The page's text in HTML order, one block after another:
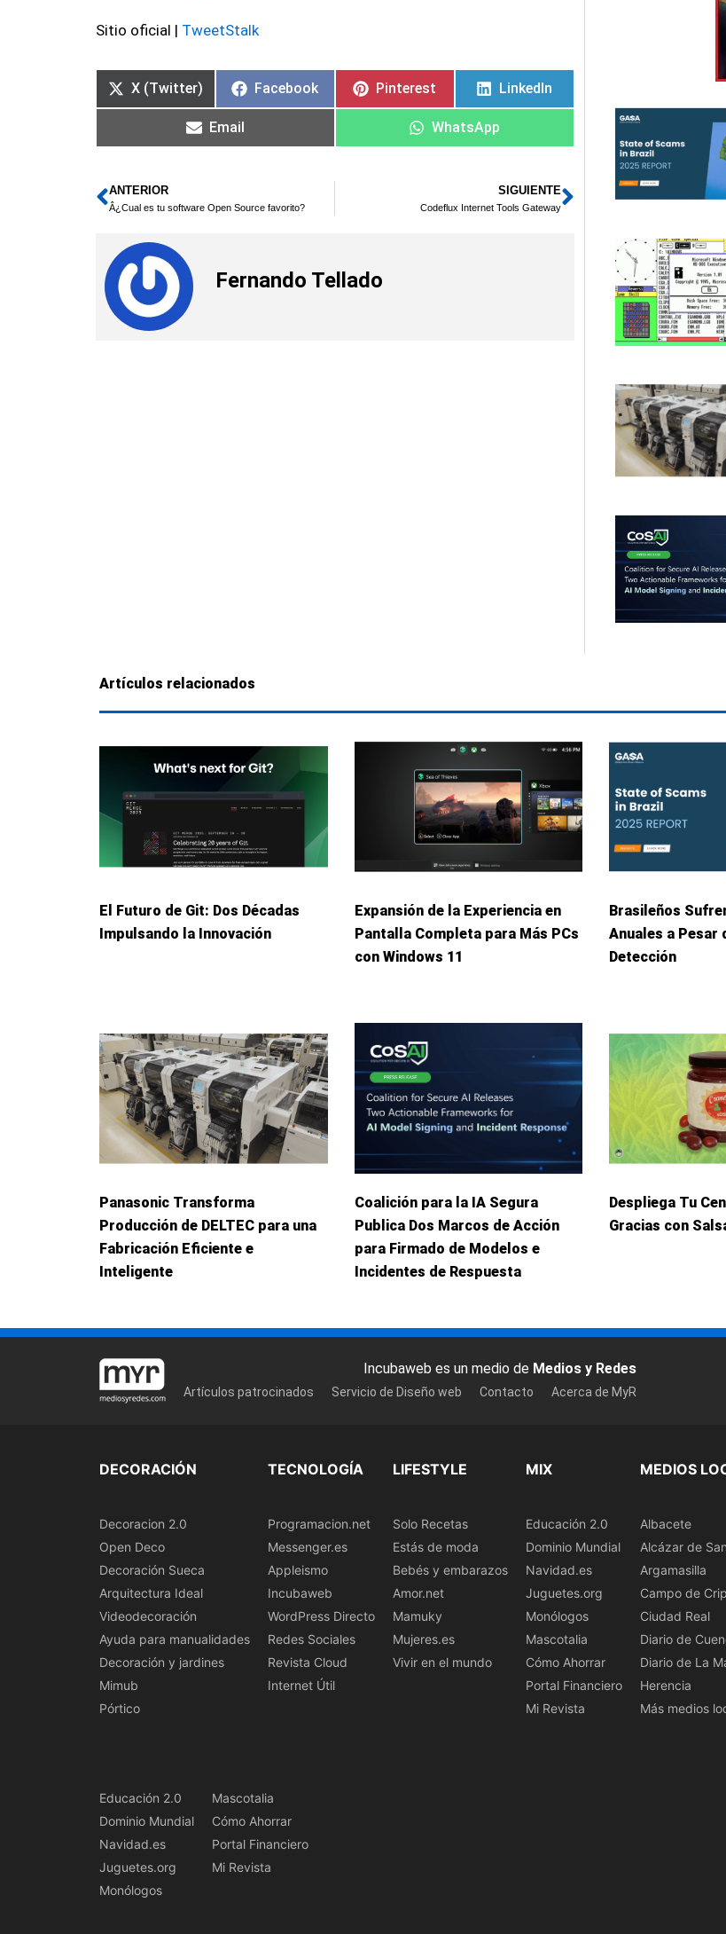
Sitio oficial | TweetStalk
X (Twitter) Facebook Pinterest LinkedIn
Email WhatsApp
Ant
ANTERIOR
Â¿Cual es tu software Open Source favorito?
SIGUIENTE
Codeflux Internet Tools GatewaySiguiente
Fernando Tellado
Artículos relacionados
El Futuro de Git: Dos Décadas
Impulsando la Innovación
Expansión de la Experiencia en
Pantalla Completa para Más PCs
con Windows 11
Brasileños
Anuales a Pesar
Detección
Panasonic Transforma
Producción de DELTEC para una
Fabricación Eficiente e
Inteligente
Coalición para la IA Segura
Publica Dos Marcos de Acción
para Firmado de Modelos e
Incidentes de Respuesta
Despliega Tu
Gracias con
Incubaweb es un medio de Medios y Redes
Artículos patrocinados Servicio de Diseño web Contacto Acerca de MyR
DECORACIÓN
Decoracion 2.0
Open Deco
Decoración Sueca
Arquitectura Ideal
Videodecoración
Ayuda para manualidades
Decoración y jardines
Mimub
Pórtico
TECNOLOGÍA
Programacion.net
Messenger.es
Appleismo
Incubaweb
WordPress Directo
Redes Sociales
Revista Cloud
Internet Útil
LIFESTYLE
Solo Recetas
Estás de moda
Bebés y embarazos
Amor.net
Mamuky
Mujeres.es
Vivir en el mundo
MIX
Educación 2.0
Dominio Mundial
Navidad.es
Juguetes.org
Monólogos
Mascotalia
Cómo Ahorrar
Portal Financiero
Mi Revista
MEDIOS
Albacete
Alcázar de
Argamasilla
Campo de
Ciudad Real
Diario de
Diario de La
Herencia
Más medios
Educación 2.0
Dominio Mundial
Navidad.es
Juguetes.org
Monólogos
Mascotalia
Cómo Ahorrar
Portal Financiero
Mi Revista